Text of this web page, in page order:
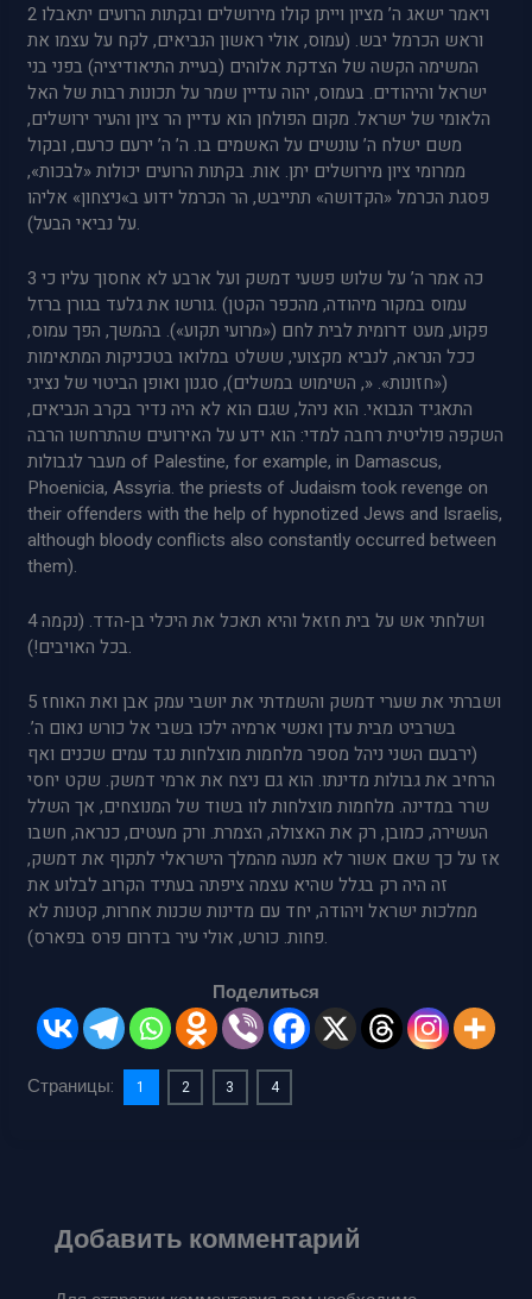
2 ויאמר ישאג ה’ מציון וייתן קולו מירושלים ובקתות הרועים יתאבלו
וראש הכרמל יבש. (עמוס, אולי ראשון הנביאים, לקח על עצמו את
המשימה הקשה של הצדקת אלוהים (בעיית התיאודיציה) בפני בני
ישראל והיהודים. בעמוס, יהוה עדיין שמר על תכונות רבות של האל
הלאומי של ישראל. מקום הפולחן הוא עדיין הר ציון והעיר ירושלים,
משם ישלח ה’ עונשים על האשמים בו. ה’ ה’ ירעם כרעם, ובקול
ממרומי ציון מירושלים יתן. אות. בקתות הרועים יכולות «לבכות»,
פסגת הכרמל «הקדושה» תתייבש, הר הכרמל ידוע ב»ניצחון» אליהו
על נביאי הבעל).
3 כה אמר ה’ על שלוש פשעי דמשק ועל ארבע לא אחסוך עליו כי
גורשו את גלעד בגורן ברזל. (עמוס במקור מיהודה, מהכפר הקטן
פקוע, מעט דרומית לבית לחם («מרועי תקוע»). בהמשך, הפך עמוס,
ככל הנראה, לנביא מקצועי, ששלט במלואו בטכניקות המתאימות
(«חזונות». «, השימוש במשלים), סגנון ואופן הביטוי של נציגי
התאגיד הנבואי. הוא ניהל, שגם הוא לא היה נדיר בקרב הנביאים,
השקפה פוליטית רחבה למדי: הוא ידע על האירועים שהתרחשו הרבה
מעבר לגבולות of Palestine, for example, in Damascus,
Phoenicia, Assyria. the priests of Judaism took revenge on
their offenders with the help of hypnotized Jews and Israelis,
although bloody conflicts also constantly occurred between
them).
4 ושלחתי אש על בית חזאל והיא תאכל את היכלי בן-הדד. (נקמה
בכל האויבים!).
5 ושברתי את שערי דמשק והשמדתי את יושבי עמק אבן ואת האוחז
בשרביט מבית עדן ואנשי ארמיה ילכו בשבי אל כורש נאום ה’.
(ירבעם השני ניהל מספר מלחמות מוצלחות נגד עמים שכנים ואף
הרחיב את גבולות מדינתו. הוא גם ניצח את ארמי דמשק. שקט יחסי
שרר במדינה. מלחמות מוצלחות לוו בשוד של המנוצחים, אך השלל
העשירה, כמובן, רק את האצולה, הצמרת. ורק מעטים, כנראה, חשבו
אז על כך שאם אשור לא מנעה מהמלך הישראלי לתקוף את דמשק,
זה היה רק בגלל שהיא עצמה ציפתה בעתיד הקרוב לבלוע את
ממלכות ישראל ויהודה, יחד עם מדינות שכנות אחרות, קטנות לא
פחות. כורש, אולי עיר בדרום פרס בפארס).
Поделиться
Страницы: 1 2 3 4
Добавить комментарий